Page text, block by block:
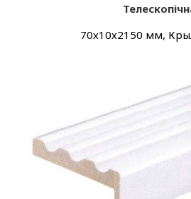
70х10х2150 мм,